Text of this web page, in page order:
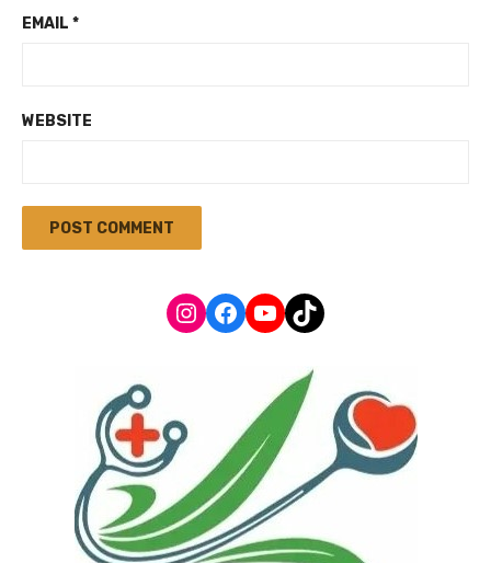
EMAIL *
WEBSITE
Instagram
Facebook
YouTube
TikTok